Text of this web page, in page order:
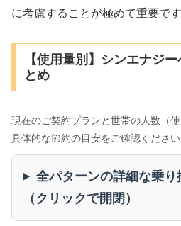
に考慮することが極めて重要です
【使用量別】シンエナジ
とめ
現在のご契約プランと世帯の人数（
具体的な節約の目安をご確認ください
全パターンの詳細な乗
（クリックで開閉）